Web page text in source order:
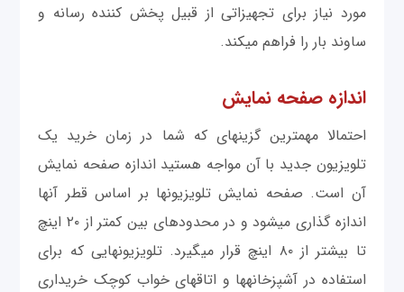
مورد نیاز برای تجهیزاتی از قبیل پخش کننده رسانه و
ساوند بار را فراهم می‎کند.
اندازه صفحه نمایش
احتمالا مهمترین گزینه‎ای که شما در زمان خرید یک
تلویزیون جدید با آن مواجه هستید اندازه صفحه نمایش
آن است. صفحه نمایش تلویزیون‎ها بر اساس قطر آنها
اندازه گذاری می‎شود و در محدوده‎ای بین کمتر از ۲۰ اینچ
تا بیشتر از ۸۰ اینچ قرار می‎گیرد. تلویزیون‎هایی که برای
استفاده در آشپزخانه‎ها و اتاق‎های خواب کوچک خریداری